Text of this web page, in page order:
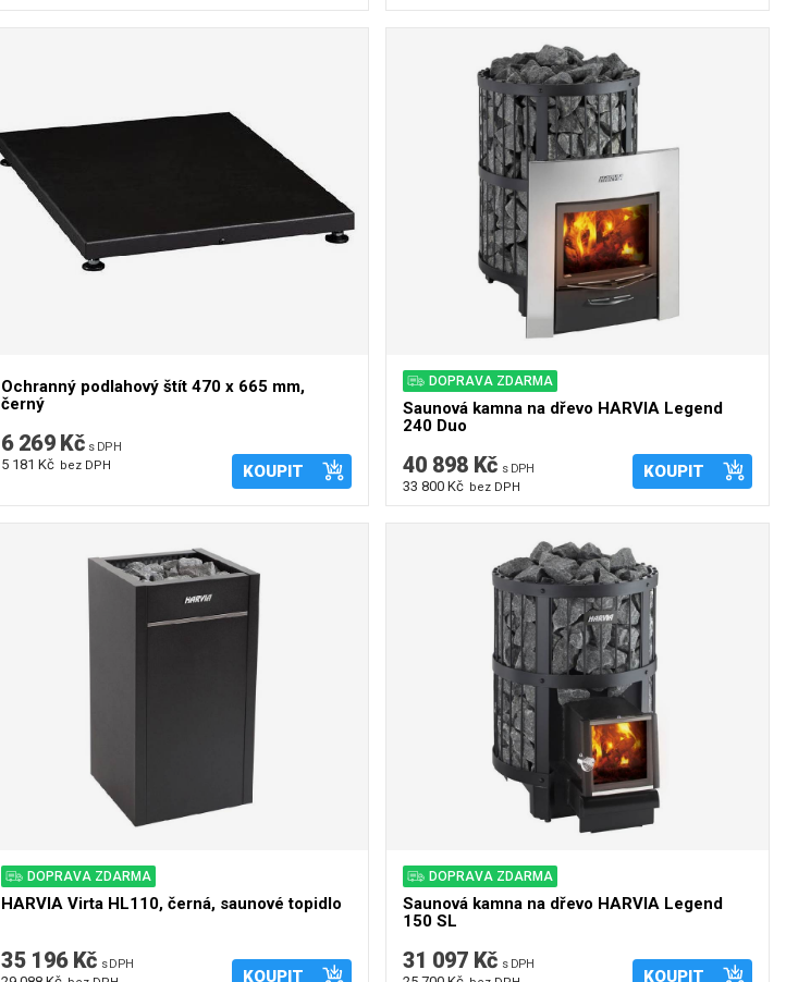
Ochranný podlahový štít 470 x 665 mm,
černý
6 269 Kč s DPH
5 181 Kč bez DPH KOUPIT
DOPRAVA ZDARMA
Saunová kamna na dřevo HARVIA Legend
240 Duo
40 898 Kč s DPH
33 800 Kč bez DPH
KOUPIT
DOPRAVA ZDARMA
HARVIA Virta HL110, černá, saunové topidlo
35 196 Kč s DPH
KOUPIT
DOPRAVA ZDARMA
Saunová kamna na dřevo HARVIA Legend
150 SL
31 097 Kč s DPH
KOUPIT